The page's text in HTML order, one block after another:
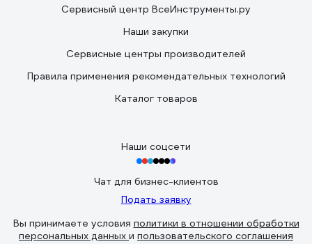
Сервисный центр ВсеИнструменты.ру
Наши закупки
Сервисные центры производителей
Правила применения рекомендательных технологий
Каталог товаров
Наши соцсети
Чат для бизнес-клиентов
Подать заявку
Вы принимаете условия политики в отношении обработки
персональных данных и пользовательского соглашения